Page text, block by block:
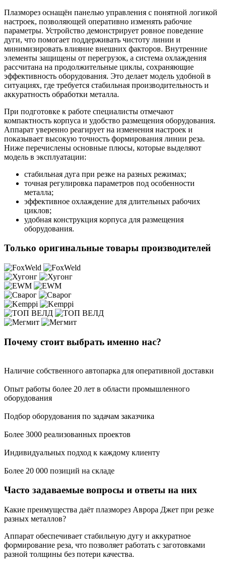
Плазморез оснащён панелью управления с понятной логикой
настроек, позволяющей оперативно изменять рабочие
параметры. Устройство демонстрирует ровное поведение
дуги, что помогает поддерживать чистоту линии и
минимизировать влияние внешних факторов. Внутренние
элементы защищены от перегрузок, а система охлаждения
рассчитана на продолжительные циклы, сохраняющие
эффективность оборудования. Это делает модель удобной в
ситуациях, где требуется стабильная производительность и
аккуратность обработки металла.
При подготовке к работе специалисты отмечают
компактность корпуса и удобство размещения оборудования.
Аппарат уверенно реагирует на изменения настроек и
показывает высокую точность формирования линии реза.
Ниже перечислены основные плюсы, которые выделяют
модель в эксплуатации:
стабильная дуга при резке на разных режимах;
точная регулировка параметров под особенности
металла;
эффективное охлаждение для длительных рабочих
циклов;
удобная конструкция корпуса для размещения
оборудования.
Только оригинальные товары производителей
Почему стоит выбрать именно нас?
Наличие собственного автопарка для оперативной доставки
Опыт работы более 20 лет в области промышленного
оборудования
Подбор оборудования по задачам заказчика
Более 3000 реализованных проектов
Индивидуальных подход к каждому клиенту
Более 20 000 позиций на складе
Часто задаваемые вопросы и ответы на них
Какие преимущества даёт плазморез Аврора Джет при резке
разных металлов?
Аппарат обеспечивает стабильную дугу и аккуратное
формирование реза, что позволяет работать с заготовками
разной толщины без потери качества.